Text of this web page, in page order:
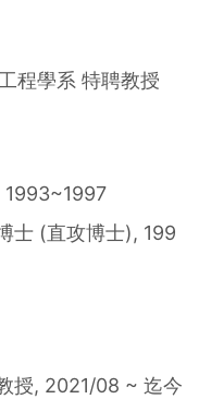
程學系 特聘教授
1993~1997
士 (直攻博士), 199
授, 2021/08 ~ 迄今